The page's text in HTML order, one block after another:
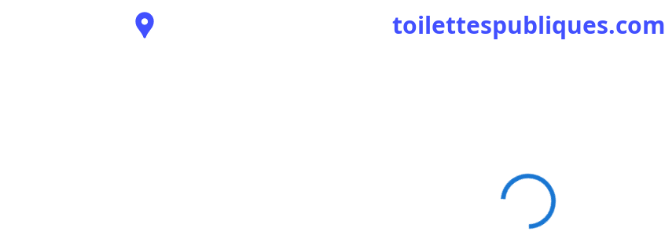
toilettespubliques.com